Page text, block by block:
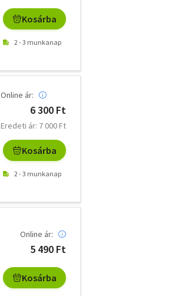
Kosárba
2 - 3 munkanap
Online ár:
6 300 Ft
Eredeti ár: 7 000 Ft
Kosárba
2 - 3 munkanap
Online ár:
5 490 Ft
Kosárba